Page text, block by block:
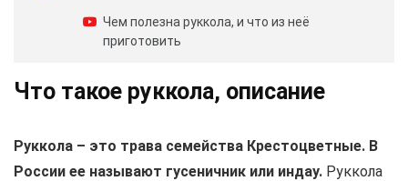
Чем полезна руккола, и что из неё
приготовить
Что такое руккола, описание
Руккола – это трава семейства Крестоцветные. В
России ее называют гусеничник или индау. Руккола